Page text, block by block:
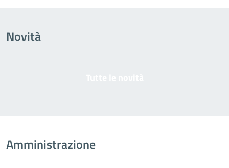
Novità
Amministrazione